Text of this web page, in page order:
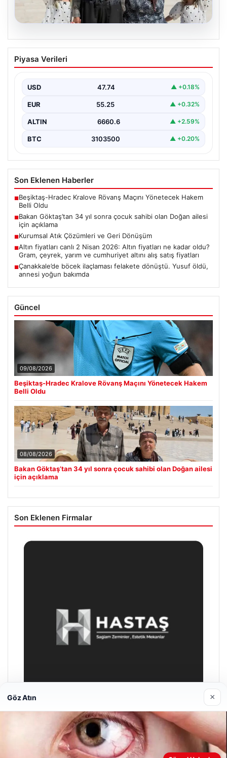
Bakan Göktaş’tan 34 yıl sonra çocuk
sahibi olan Doğan ailesi için açıklama
Piyasa Verileri
USD 47.74 ▲ +0.18%
EUR 55.25 ▲ +0.32%
ALTIN 6660.6 ▲ +2.59%
BTC 3103500 ▲ +0.20%
Son Eklenen Haberler
■Beşiktaş-Hradec Kralove Rövanş Maçını Yönetecek Hakem
Belli Oldu
■Bakan Göktaş’tan 34 yıl sonra çocuk sahibi olan Doğan ailesi
için açıklama
■Kurumsal Atık Çözümleri ve Geri Dönüşüm
■Altın fiyatları canlı 2 Nisan 2026: Altın fiyatları ne kadar oldu?
Gram, çeyrek, yarım ve cumhuriyet altını alış satış fiyatları
■Çanakkale’de böcek ilaçlaması felakete dönüştü. Yusuf öldü,
annesi yoğun bakımda
Güncel
09/08/2026
Beşiktaş-Hradec Kralove Rövanş Maçını Yönetecek Hakem
Belli Oldu
08/08/2026
Bakan Göktaş’tan 34 yıl sonra çocuk sahibi olan Doğan ailesi
için açıklama
Son Eklenen Firmalar
Prenses Night Club
Göz Atın ×